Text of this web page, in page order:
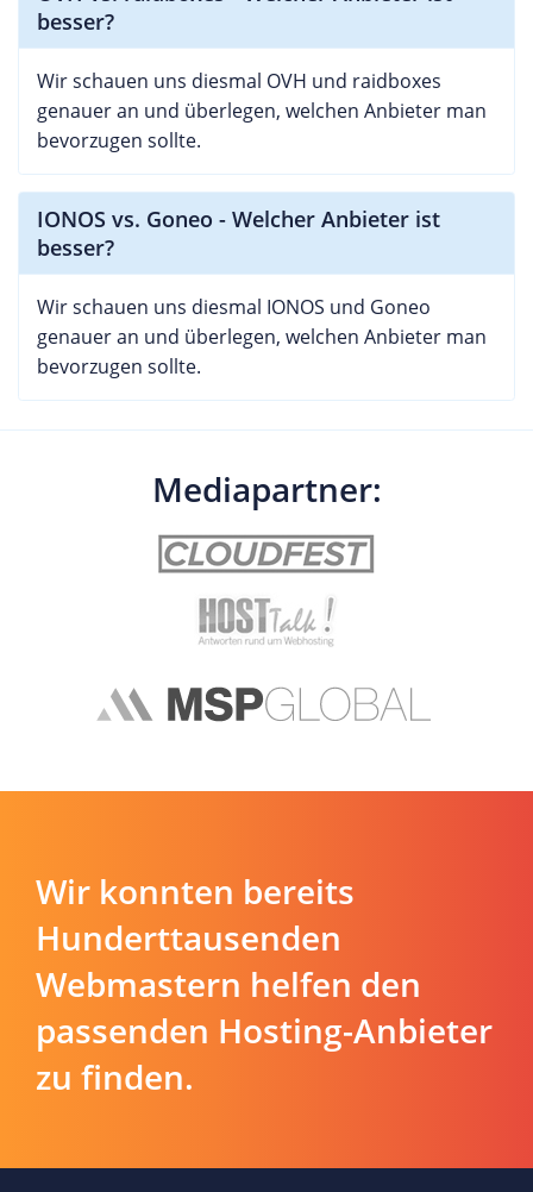
besser?
Wir schauen uns diesmal OVH und raidboxes
genauer an und überlegen, welchen Anbieter man
bevorzugen sollte.
IONOS vs. Goneo - Welcher Anbieter ist
besser?
Wir schauen uns diesmal IONOS und Goneo
genauer an und überlegen, welchen Anbieter man
bevorzugen sollte.
Mediapartner:
Wir konnten bereits
Hunderttausenden
Webmastern helfen den
passenden Hosting-Anbieter
zu finden.